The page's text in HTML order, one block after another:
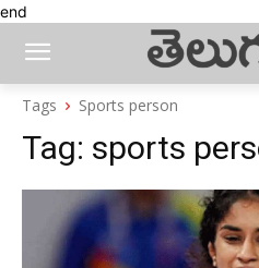
end
Tags Sports person
Tag: sports